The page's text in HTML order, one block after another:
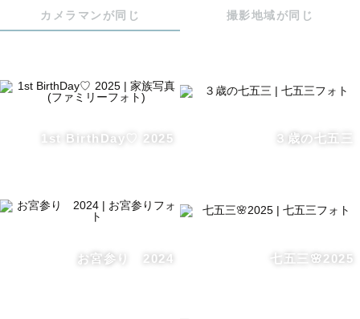
.
写真をただ撮るだけでなく、
心を込めて大切に撮影させていただくことです。
カメラマンが同じ 撮影地域が同じ
1st BirthDay♡ 2025 ３歳の七五三
お宮参り 2024 七五三🌸2025